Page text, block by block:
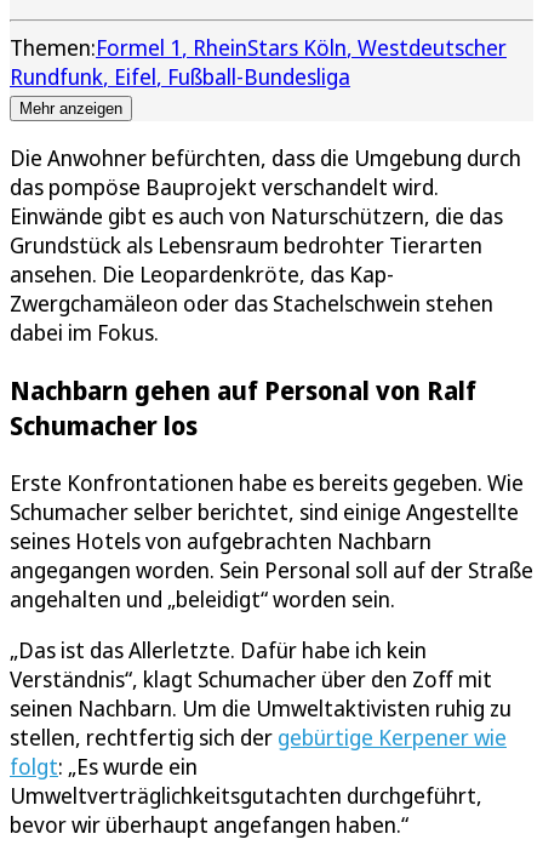
Themen:Formel 1 RheinStars Köln Westdeutscher
Rundfunk Eifel Fußball-Bundesliga
Mehr anzeigen
Die Anwohner befürchten, dass die Umgebung durch
das pompöse Bauprojekt verschandelt wird.
Einwände gibt es auch von Naturschützern, die das
Grundstück als Lebensraum bedrohter Tierarten
ansehen. Die Leopardenkröte, das Kap-
Zwergchamäleon oder das Stachelschwein stehen
dabei im Fokus.
Nachbarn gehen auf Personal von Ralf
Schumacher los
Erste Konfrontationen habe es bereits gegeben. Wie
Schumacher selber berichtet, sind einige Angestellte
seines Hotels von aufgebrachten Nachbarn
angegangen worden. Sein Personal soll auf der Straße
angehalten und „beleidigt“ worden sein.
„Das ist das Allerletzte. Dafür habe ich kein
Verständnis“, klagt Schumacher über den Zoff mit
seinen Nachbarn. Um die Umweltaktivisten ruhig zu
stellen, rechtfertig sich der gebürtige Kerpener wie
folgt: „Es wurde ein
Umweltverträglichkeitsgutachten durchgeführt,
bevor wir überhaupt angefangen haben.“